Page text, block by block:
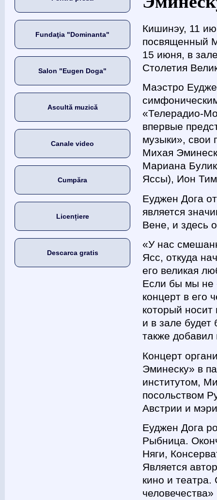
Fundaţia "Dominanta"
Salon "Eugen Doga"
Ascultă muzică
Canale video
Cumpăra
Licențiere
Descarca gratis
Кишинэу, 11
посвященный
15 июня, в
Столетия
Маэстро
«Телерадио-
впервые
музыки», свои
Михая
Мариана
Яссы), Ион
Еуджен Дога
является
Вене, и здесь
«У нас
Ясс, откуда
его великая
Если бы мы не
концерт в его
который
и в зале
также
Концерт
Эминеску» в
институтом,
посольством
Австрии и
Еуджен Дога
Рыбница.
Няги,
Является
кино и